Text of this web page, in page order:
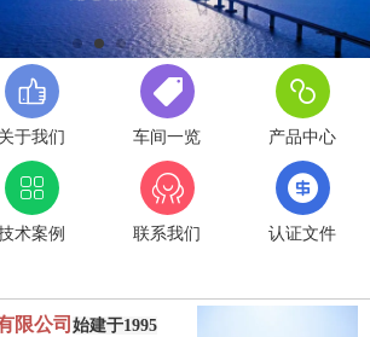
关于我们 车间一览 产品中心
术案例 联系我们 认证文件
限公司 始建于1995